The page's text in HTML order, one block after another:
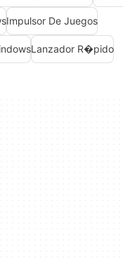
Impulsor De Juegos
Lanzador R�pido